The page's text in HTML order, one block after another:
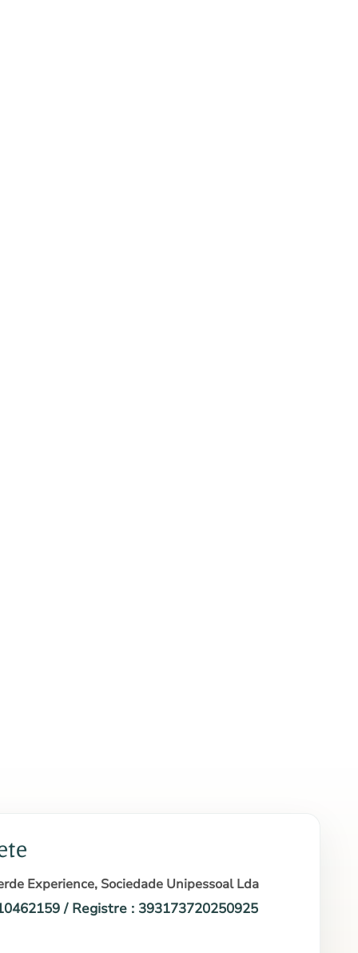
Experience, Sociedade Unipessoal Lda
/ Registre : 393173720250925